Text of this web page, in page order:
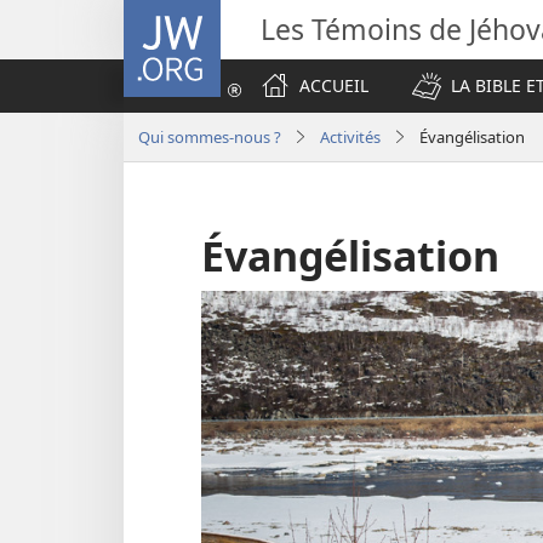
JW.ORG Les Témoins de
ACCUEIL
LA BIBLE
Qui sommes-nous ? Activités Évangélisation
Évangélisation